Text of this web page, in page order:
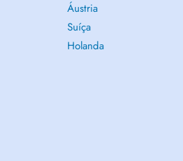
Áustria
Suíça
Holanda